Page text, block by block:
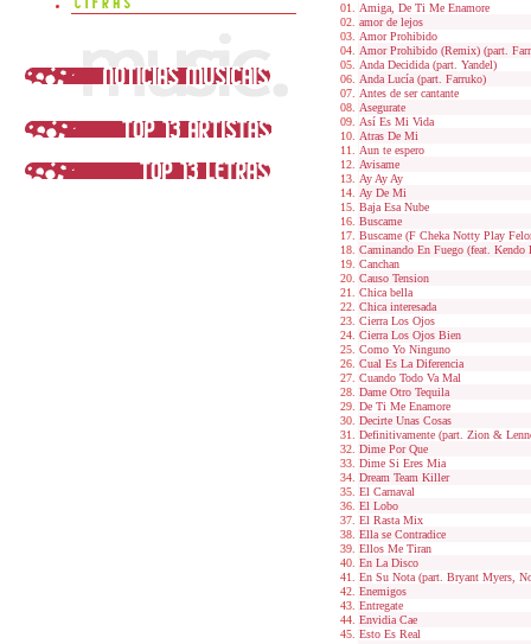
Amiga, De Ti Me Enamore
amor de lejos
Amor Prohibido
Amor Prohibido (Remix) (part.
Anda Decidida (part. Yandel)
Anda Lucía (part. Farruko)
Antes de ser cantante
Asegurate
Así Es Mi Vida
Atras De Mi
Aun te espero
Avisame
Ay Ay Ay
Ay De Mi
Baja Esa Nube
Buscame
Buscame (F Cheka Notty Play
Caminando En Fuego (feat.
Canchan
Causo Tension
Chica bella
Chica interesada
Cierra Los Ojos
Cierra Los Ojos Bien
Como Yo Ninguno
Cual Es La Diferencia
Cuando Todo Va Mal
Dame Otro Tequila
De Ti Me Enamore
Decirte Unas Cosas
Definitivamente (part. Zion &
Dime Por Que
Dime Si Eres Mia
Dream Team Killer
El Carnaval
El Lobo
El Rasta Mix
Ella se Contradice
Ellos Me Tiran
En La Disco
En Su Nota (part. Bryant Myers,
Enemigos
Entregate
Envidia Cae
Esto Es Real